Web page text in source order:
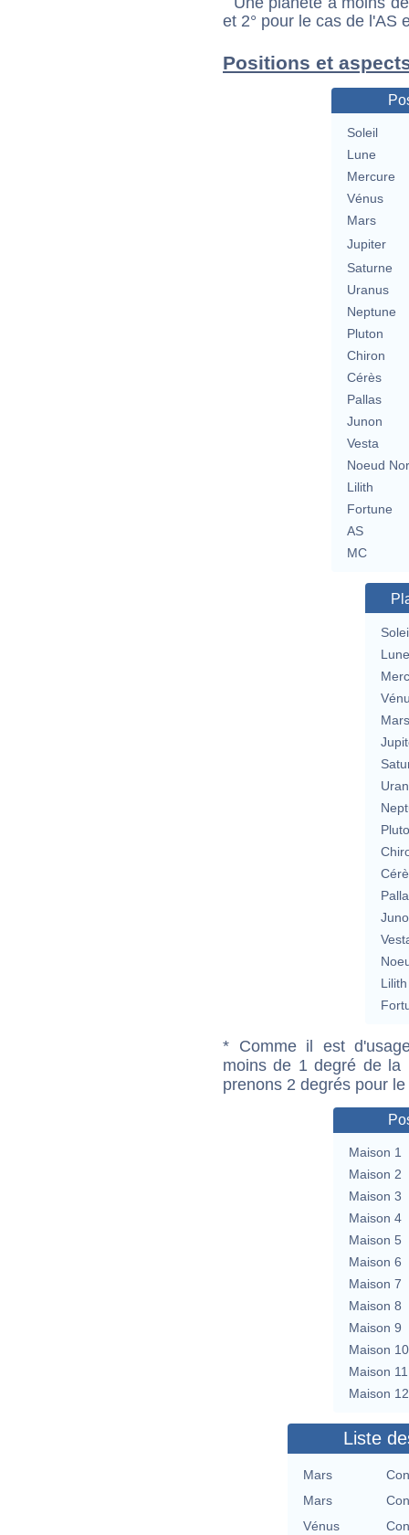
et 2° pour le cas de l'AS
Positions et
Soleil
Lune
Mercure
Vénus
Mars
Jupiter
Saturne
Uranus
Neptune
Pluton
Chiron
Cérès
Pallas
Junon
Vesta
Noeud
Lilith
Fortune
AS
MC
Lune
Mars
Lilith
* Comme il est
moins de 1 degré de la
prenons 2 degrés pour
Maison 1
Maison 2
Maison 3
Maison 4
Maison 5
Maison 6
Maison 7
Maison 8
Maison 9
Maison 10
Maison 11
Maison 12
Liste
Mars
Mars
Vénus